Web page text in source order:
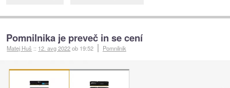
Pomnilnika je preveč in se cení
Matej Huš :: 12. avg 2022ob 19:52 Pomnilnik